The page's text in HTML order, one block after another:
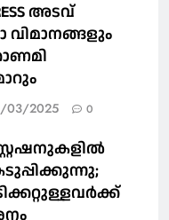
അടവ്
വിമാനങ്ങളും
03/2025 0